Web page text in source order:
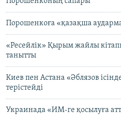
Порошенкоға «қазақша
«Ресейлік» Қырым жайлы
танытты
Киев пен Астана «Әблязов
терістейді
Украинада «ИМ-ге қосылуға